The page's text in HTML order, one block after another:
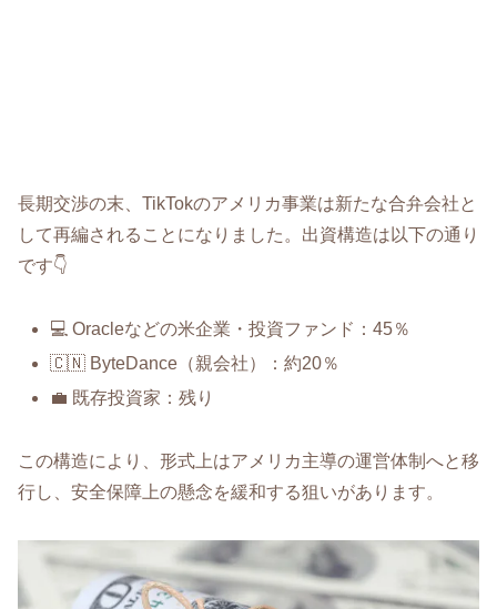
長期交渉の末、TikTokのアメリカ事業は新たな合弁会社と
して再編されることになりました。出資構造は以下の通り
です👇
💻 Oracleなどの米企業・投資ファンド：45％
🇨🇳 ByteDance（親会社）：約20％
💼 既存投資家：残り
この構造により、形式上はアメリカ主導の運営体制へと移
行し、安全保障上の懸念を緩和する狙いがあります。